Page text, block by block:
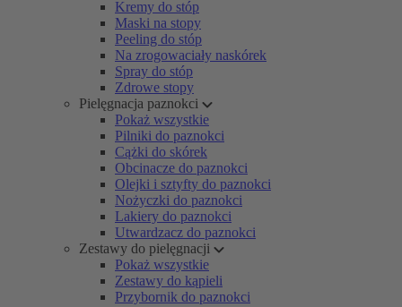
Kremy do stóp
Maski na stopy
Peeling do stóp
Na zrogowaciały naskórek
Spray do stóp
Zdrowe stopy
Pielęgnacja paznokci
Pokaż wszystkie
Pilniki do paznokci
Cążki do skórek
Obcinacze do paznokci
Olejki i sztyfty do paznokci
Nożyczki do paznokci
Lakiery do paznokci
Utwardzacz do paznokci
Zestawy do pielęgnacji
Pokaż wszystkie
Zestawy do kąpieli
Przybornik do paznokci